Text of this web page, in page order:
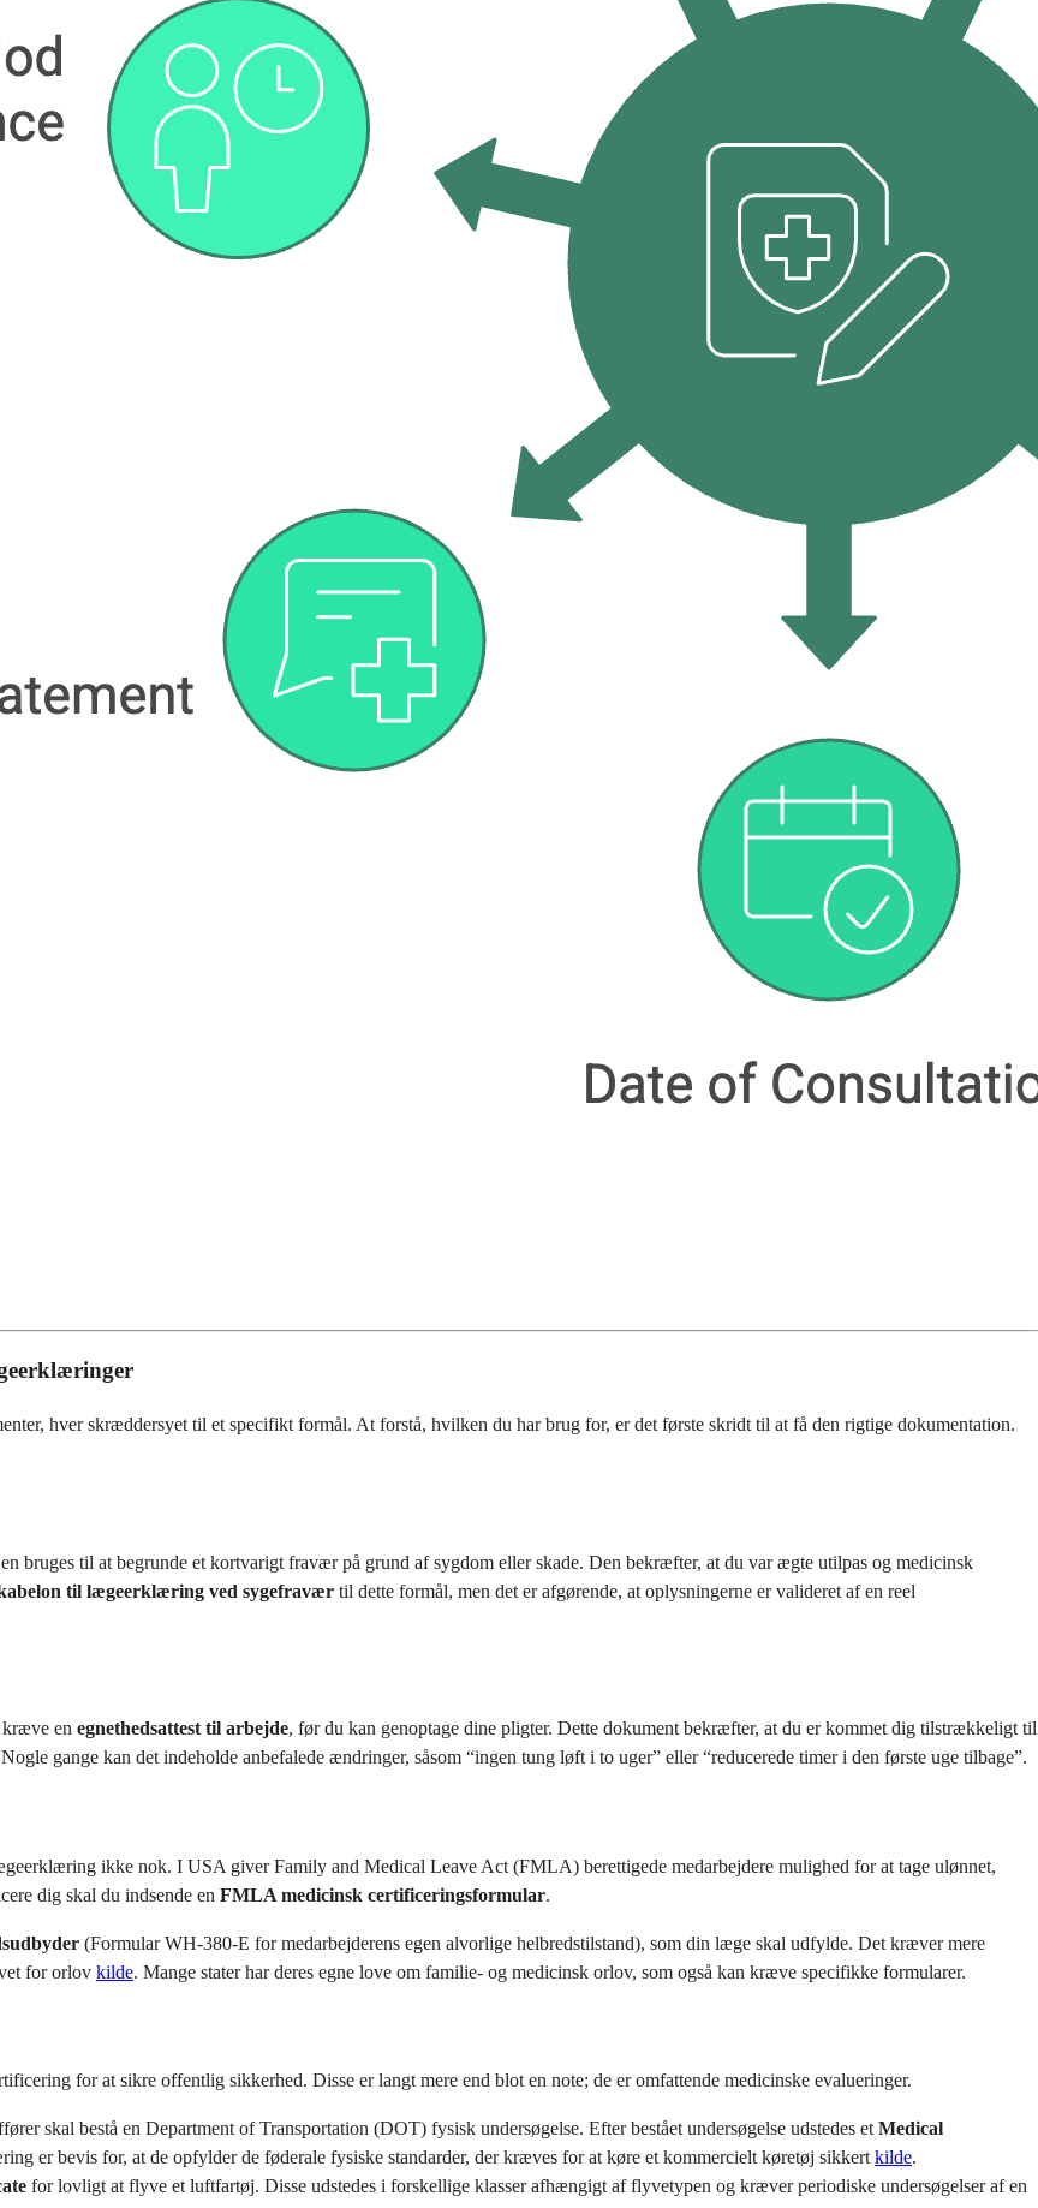
hver skræddersyet til et specifikt formål. At forstå, hvilken du har brug for, er det første skridt til at få den rigtige dokumentation.
bruges til at begrunde et kortvarigt fravær på grund af sygdom eller skade. Den bekræfter, at du var ægte utilpas og medicinsk
til lægeerklæring ved sygefravær til dette formål, men det er afgørende, at oplysningerne er valideret af en reel
kræve en egnethedsattest til arbejde, før du kan genoptage dine pligter. Dette dokument bekræfter, at du er kommet dig tilstrækkeligt til
gange kan det indeholde anbefalede ændringer, såsom “ingen tung løft i to uger” eller “reducerede timer i den første uge tilbage”.
ikke nok. I USA giver Family and Medical Leave Act (FMLA) berettigede medarbejdere mulighed for at tage ulønnet,
dig skal du indsende en FMLA medicinsk certificeringsformular.
(Formular WH-380-E for medarbejderens egen alvorlige helbredstilstand), som din læge skal udfylde. Det kræver mere
for orlov kilde. Mange stater har deres egne love om familie- og medicinsk orlov, som også kan kræve specifikke formularer.
for at sikre offentlig sikkerhed. Disse er langt mere end blot en note; de er omfattende medicinske evalueringer.
skal bestå en Department of Transportation (DOT) fysisk undersøgelse. Efter bestået undersøgelse udstedes et Medical
er bevis for, at de opfylder de føderale fysiske standarder, der kræves for at køre et kommercielt køretøj sikkert kilde.
for lovligt at flyve et luftfartøj. Disse udstedes i forskellige klasser afhængigt af flyvetypen og kræver periodiske undersøgelser af en